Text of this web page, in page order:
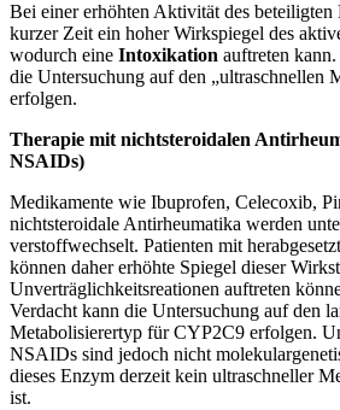
Bei einer erhöhten Aktivität des beteiligten
kurzer Zeit ein hoher Wirkspiegel des
wodurch eine Intoxikation auftreten
die Untersuchung auf den „ultraschnellen
erfolgen.
Therapie mit nichtsteroidalen
NSAIDs)
Medikamente wie Ibuprofen, Celecoxib,
nichtsteroidale Antirheumatika werden
verstoffwechselt. Patienten mit
können daher erhöhte Spiegel dieser
Unverträglichkeitsreationen auftreten
Verdacht kann die Untersuchung auf den
Metabolisierertyp für CYP2C9 erfolgen.
NSAIDs sind jedoch nicht
dieses Enzym derzeit kein ultraschneller
ist.